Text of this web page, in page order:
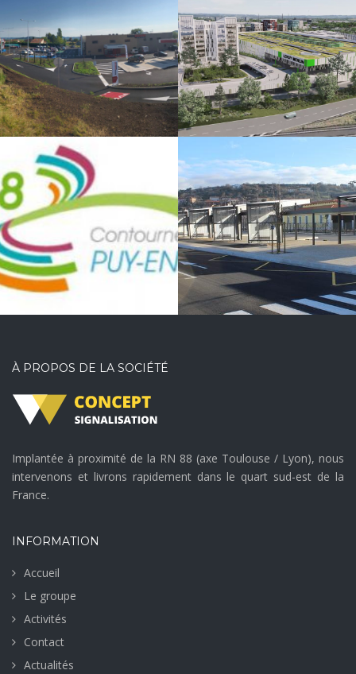
Accessibilité
au site du
Puisoz –
VÉNISSIEUX
Pôle
d’échanges
intermodal de
la gare du
Puy-en-Velay
À PROPOS DE LA SOCIÉTÉ
Implantée à proximité de la RN 88 (axe Toulouse / Lyon), nous
intervenons et livrons rapidement dans le quart sud-est de la
France.
INFORMATION
Accueil
Le groupe
Activités
Contact
Actualités